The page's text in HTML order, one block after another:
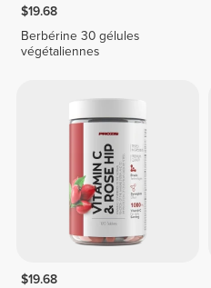
$19.68
Berbérine 30 gélules
végétaliennes
$19.68